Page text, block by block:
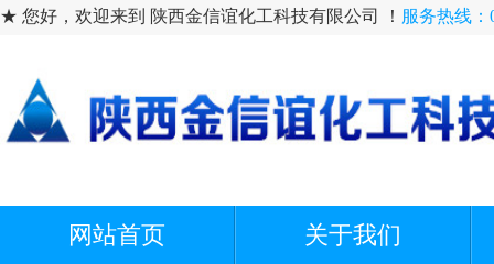
★ 您好，欢迎来到 陕西金信谊化工科技有限公司 ！ 服务热线：
网站首页 关于我们